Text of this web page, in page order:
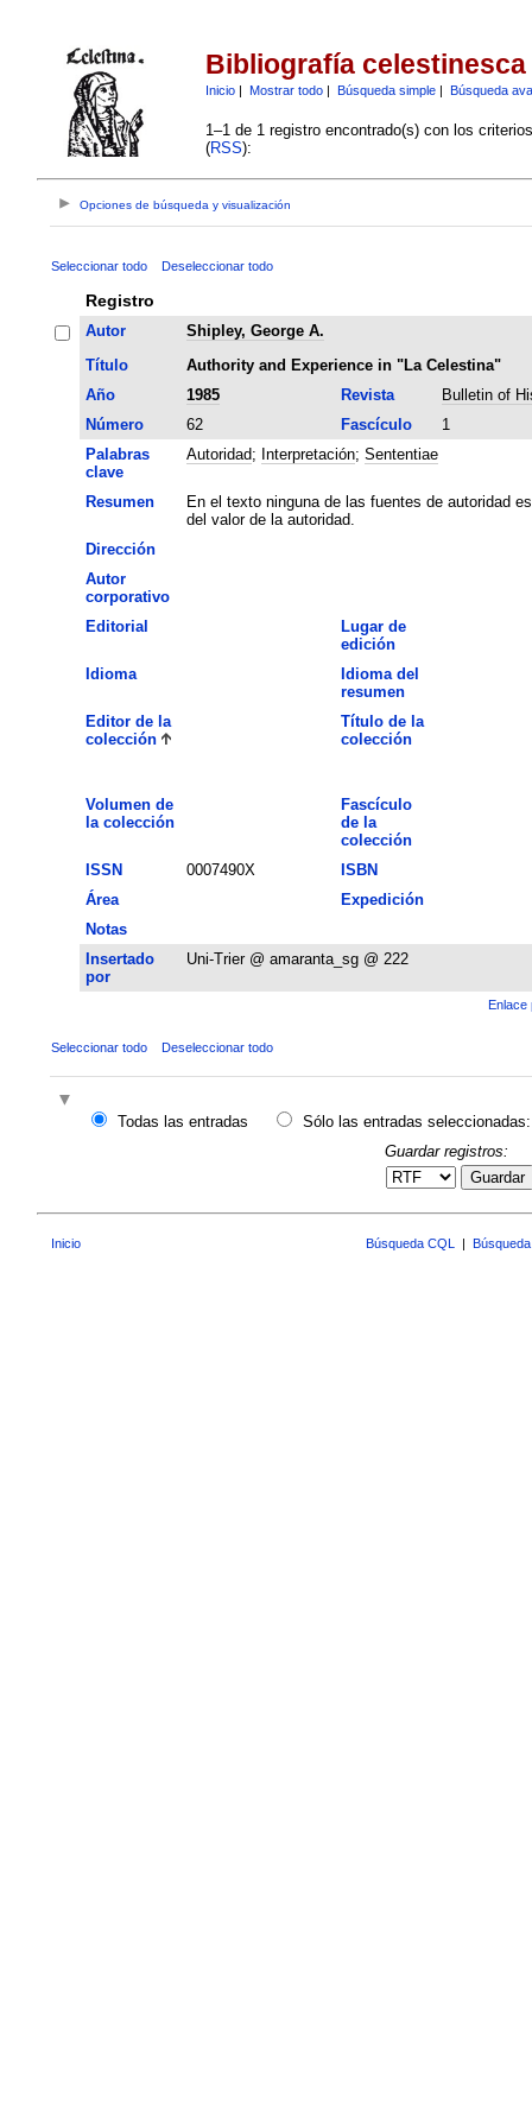
Bibliografía celestinesca
Inicio| Mostrar todo| Búsqueda simple| Búsqueda
1–1 de 1 registro encontrado(s) con los
(RSS):
Opciones de búsqueda y visualización
Seleccionar todo Deseleccionar todo
Registro
Autor
Shipley, George A.
Título
Authority and Experience in "La Celestina"
Año
1985 Revista
Bulletin of
Número
62 Fascículo
1
Palabras
clave
Autoridad; Interpretación; Sententiae
Resumen
En el texto ninguna de las fuentes de autoridad
del valor de la autoridad.
Dirección
Autor
corporativo
Editorial
Lugar de
edición
Idioma
Idioma del
resumen
Editor de la
colección
Título de la
colección
Volumen de
la colección
Fascículo
de la
colección
ISSN
0007490X
ISBN
Área
Expedición
Notas
Insertado
por
Uni-Trier @ amaranta_sg @ 222
Enlace
Seleccionar todo Deseleccionar todo
Todas las entradas
Sólo las entradas seleccionadas:
Guardar registros:
Guardar
Inicio Búsqueda CQL